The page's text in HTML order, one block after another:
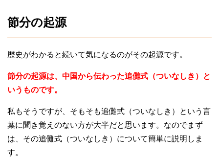
節分の起源
歴史がわかると続いて気になるのがその起源です。
節分の起源は、中国から伝わった追儺式（ついなしき）と
いうものです。
私もそうですが、そもそも追儺式（ついなしき）という言
葉に聞き覚えのない方が大半だと思います。なのでまず
は、その追儺式（ついなしき）について簡単に説明しま
す。